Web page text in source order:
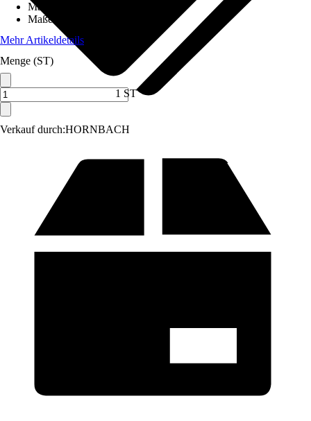
Verkauf durch:HORNBACH
Material
Maße (BxL)
Mehr Artikeldetails
Menge (ST)
1 ST